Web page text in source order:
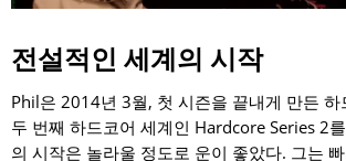
전설적인 세계의 시작
Phil은 2014년 3월, 첫 시즌을 끝내게 만든 하
두 번째 하드코어 세계인 Hardcore Series 2
의 시작은 놀라울 정도로 운이 좋았다. 그는